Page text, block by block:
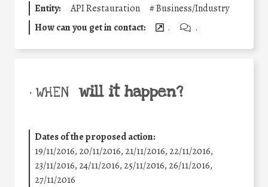
Entity: API Restauration #Business/Industry
How can you get in contact:
. .
• WHEN will it happen?
Dates of the proposed action:
19/11/2016, 20/11/2016, 21/11/2016, 22/11/2016,
23/11/2016, 24/11/2016, 25/11/2016, 26/11/2016,
27/11/2016